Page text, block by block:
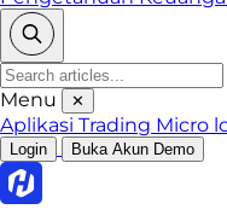
Menu ✕
Aplikasi Trading Micro
Login Buka Akun Demo